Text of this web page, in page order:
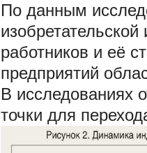
По данным
работников и её
предприятий
В исследованиях
точки для